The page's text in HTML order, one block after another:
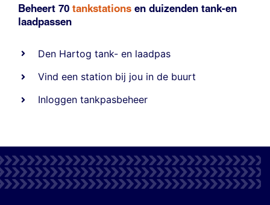
Beheert 70 tankstations en duizenden tank-en
laadpassen
Den Hartog tank- en laadpas
Vind een station bij jou in de buurt
Inloggen tankpasbeheer